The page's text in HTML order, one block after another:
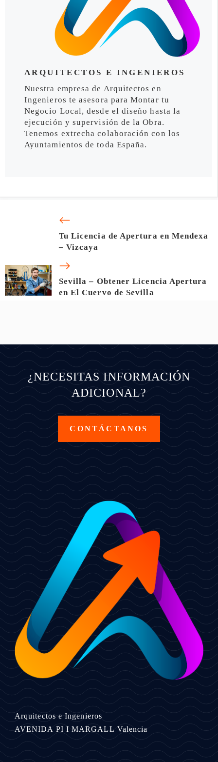
ARQUITECTOS E INGENIEROS
Nuestra empresa de Arquitectos en
Ingenieros te asesora para Montar tu
Negocio Local, desde el diseño hasta la
ejecución y supervisión de la Obra.
Tenemos extrecha colaboración con los
Ayuntamientos de toda España.
Tu Licencia de Apertura en Mendexa
– Vizcaya
Sevilla – Obtener Licencia Apertura
en El Cuervo de Sevilla
¿NECESITAS INFORMACIÓN
ADICIONAL?
CONTÁCTANOS
Arquitectos e Ingenieros
AVENIDA PI I MARGALL Valencia